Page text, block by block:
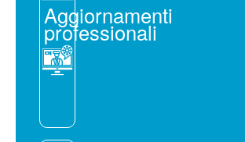
Aggiornamenti
professionali